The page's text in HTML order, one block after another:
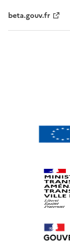
beta.gouv.fr